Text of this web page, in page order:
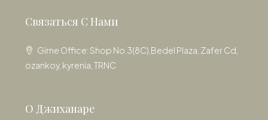
Связаться С Нами
Girne Office: Shop No.3(8C),Bedel Plaza, Zafer Cd,
ozankoy, kyrenia, TRNC
О Джиханаре